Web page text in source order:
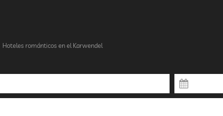
Hoteles románticos en el Karwendel